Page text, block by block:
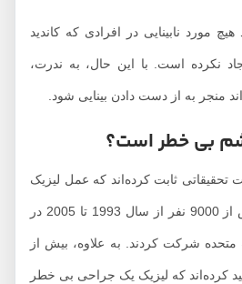
نابینایی در افرادی که کاندید
است. با این حال، به ندرت،
به از دست دادن بینایی شود.
بی خطر است؟
ثابت کرده‌اند که عمل لیزیک
چشم بی خطر است. بیش از 9000 نفر از سال 1993 تا 2005 در
شرکت کردند. به علاوه، بیش از
کرده‌اند که لیزیک یک جراحی بی خطر